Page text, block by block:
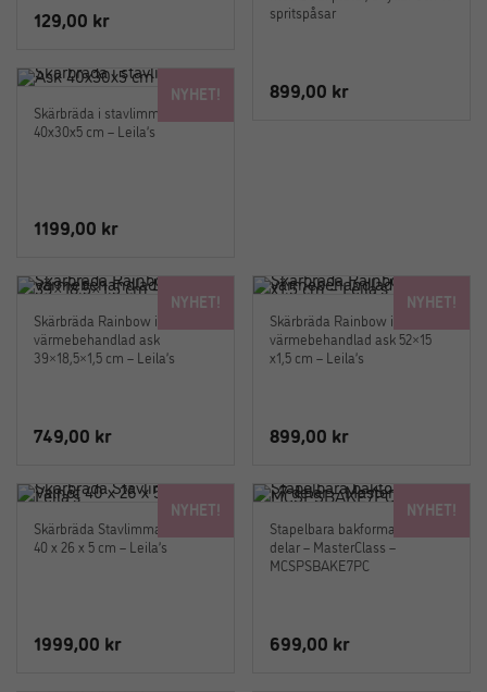
spritspåsar
899,00 kr
129,00 kr
NYHET!
Skärbräda i stavlimmad Ask
40x30x5 cm – Leila’s
1199,00 kr
NYHET!
Skärbräda Rainbow i
värmebehandlad ask
39×18,5×1,5 cm – Leila’s
749,00 kr
NYHET!
Skärbräda Rainbow i
värmebehandlad ask 52×15
x1,5 cm – Leila’s
899,00 kr
NYHET!
Skärbräda Stavlimmad Valnöt
40 x 26 x 5 cm – Leila’s
1999,00 kr
NYHET!
Stapelbara bakformar – Set i 7
delar – MasterClass –
MCSPSBAKE7PC
699,00 kr